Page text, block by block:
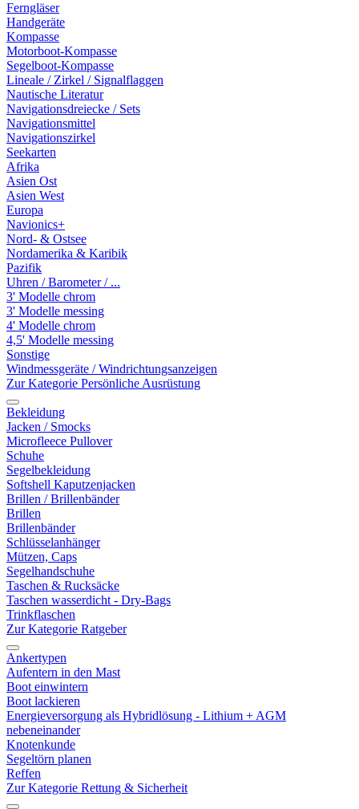
Ferngläser
Handgeräte
Kompasse
Motorboot-Kompasse
Segelboot-Kompasse
Lineale / Zirkel / Signalflaggen
Nautische Literatur
Navigationsdreiecke / Sets
Navigationsmittel
Navigationszirkel
Seekarten
Afrika
Asien Ost
Asien West
Europa
Navionics+
Nord- & Ostsee
Nordamerika & Karibik
Pazifik
Uhren / Barometer / ...
3' Modelle chrom
3' Modelle messing
4' Modelle chrom
4,5' Modelle messing
Sonstige
Windmessgeräte / Windrichtungsanzeigen
Zur Kategorie Persönliche Ausrüstung
Bekleidung
Jacken / Smocks
Microfleece Pullover
Schuhe
Segelbekleidung
Softshell Kaputzenjacken
Brillen / Brillenbänder
Brillen
Brillenbänder
Schlüsselanhänger
Mützen, Caps
Segelhandschuhe
Taschen & Rucksäcke
Taschen wasserdicht - Dry-Bags
Trinkflaschen
Zur Kategorie Ratgeber
Ankertypen
Aufentern in den Mast
Boot einwintern
Boot lackieren
Energieversorgung als Hybridlösung - Lithium + AGM
nebeneinander
Knotenkunde
Segeltörn planen
Reffen
Zur Kategorie Rettung & Sicherheit